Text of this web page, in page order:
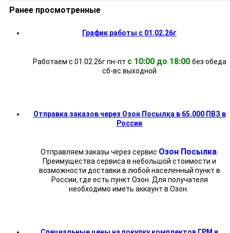
Ранее просмотренные
График работы с 01.02.26г
Работаем с 01.02.26г пн-пт с 10:00 до 18:00 без обеда
cб-вс выходной
Отправка заказов через Озон Посылка в 65.000 ПВЗ в
России
Отправляем заказы через сервис Озон Посылка.
Преимущества сервиса в небольшой стоимости и
возможности доставки в любой населенный пункт в
России, где есть пункт Озон. Для получателя
необходимо иметь аккаунт в Озон.